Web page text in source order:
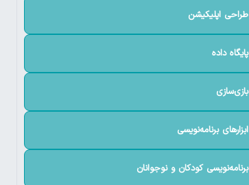
طراحی اپلیکیشن
پایگاه داده
بازی‌سازی
ابزارهای برنامه‌نویسی
برنامه‌نویسی کودکان و نوجوانان